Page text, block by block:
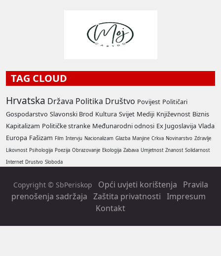
TAG CLOUD
Hrvatska Država Politika Društvo Povijest Političari
Gospodarstvo Slavonski Brod Kultura Svijet Mediji Književnost Biznis
Kapitalizam Političke stranke Međunarodni odnosi Ex Jugoslavija Vlada
Europa Fašizam Film Intervju Nacionalizam Glazba Manjine Crkva Novinarstvo Zdravlje
Likovnost Psihologija Poezija Obrazovanje Ekologija Zabava Umjetnost Znanost Solidarnost
Internet Drustvo Sloboda
Copyright © SbPeriskop Opći uvjeti korištenja
Pravila
prenošenja sadržaja Zaštita privatnosti Impresum
Kontakt